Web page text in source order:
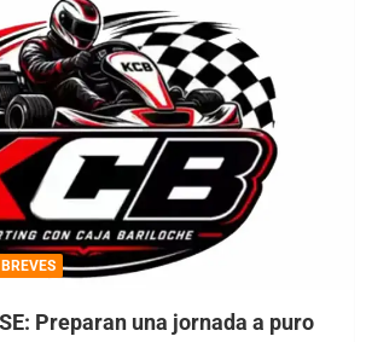
BREVES
Preparan una jornada a puro